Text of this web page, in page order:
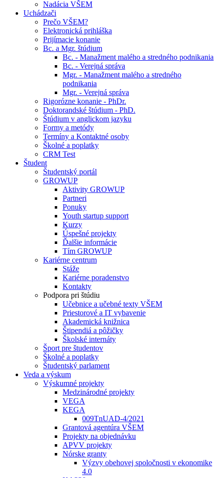
Nadácia VŠEM
Uchádzači
Prečo VŠEM?
Elektronická prihláška
Prijímacie konanie
Bc. a Mgr. štúdium
Bc. - Manažment malého a stredného podnikania
Bc. - Verejná správa
Mgr. - Manažment malého a stredného
podnikania
Mgr. - Verejná správa
Rigorózne konanie - PhDr.
Doktorandské štúdium - PhD.
Štúdium v anglickom jazyku
Formy a metódy
Termíny a Kontaktné osoby
Školné a poplatky
CRM Test
Študent
Študentský portál
GROWUP
Aktivity GROWUP
Partneri
Ponuky
Youth startup support
Kurzy
Úspešné projekty
Ďalšie informácie
Tím GROWUP
Kariérne centrum
Stáže
Kariérne poradenstvo
Kontakty
Podpora pri štúdiu
Učebnice a učebné texty VŠEM
Priestorové a IT vybavenie
Akademická knižnica
Štipendiá a pôžičky
Školské internáty
Šport pre študentov
Školné a poplatky
Študentský parlament
Veda a výskum
Výskumné projekty
Medzinárodné projekty
VEGA
KEGA
009TnUAD-4/2021
Grantová agentúra VŠEM
Projekty na objednávku
APVV projekty
Nórske granty
Výzvy obehovej spoločnosti v ekonomike
4.0